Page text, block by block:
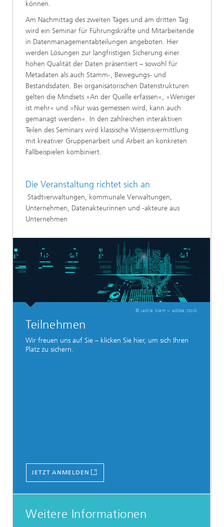
können.
​Am Nachmittag des zweiten Tages und am dritten Tag
wird ein Seminar für Führungskräfte und Mitarbeitende
in Datenmanagementabteilungen angeboten. Hier
werden Lösungen zur langfristigen Sicherung einer
hohen Qualität der Daten präsentiert – sowohl für
Metadaten als auch Stamm-, Bewegungs- und
Bestandsdaten. Bei organisatorischen Datenstrukturen
gelten die Mindsets »An der Quelle erfassen«, »Weniger
ist mehr« und »Nur was gemessen wird, kann auch
gemanagt werden«. In den zahlreichen interaktiven
Teilen des Seminars wird klassische Wissensvermittlung
mit kreativer Gruppenarbeit und Arbeit an konkreten
Fallbeispielen kombiniert.
Die Veranstaltung richtet sich an
​Stadtverwaltungen, kommunale Verwaltungen,
Unternehmen, Datenakteurinnen und -akteure aus
Unternehmen​
© Jackie Niam – adobe.stock
Teilnehmen
Wir freuen uns auf Sie – klicken Sie hier, um sich Ihren
Platz zu sichern.
JETZT ANMELDEN
Weitere Informationen